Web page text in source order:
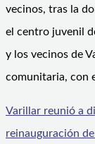
vecinos, tras la
el centro juvenil
y los vecinos de
comunitaria, con
Varillar reunió a
reinauguración de